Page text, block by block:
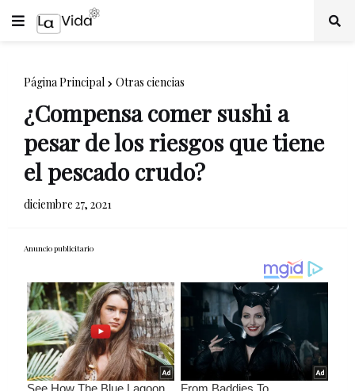
Página Principal Otras ciencias
¿Compensa comer sushi a
pesar de los riesgos que tiene
el pescado crudo?
diciembre 27, 2021
Anuncio publicitario